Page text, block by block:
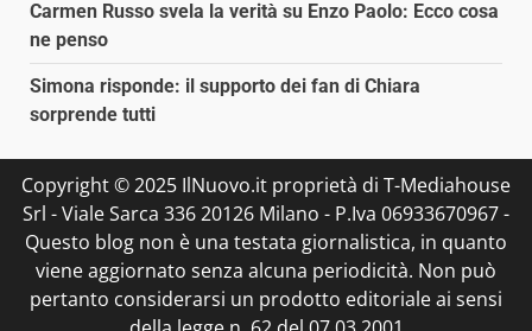
Carmen Russo svela la verità su Enzo Paolo: Ecco cosa
ne penso
Simona risponde: il supporto dei fan di Chiara
sorprende tutti
Copyright © 2025 IlNuovo.it proprietà di T-Mediahouse
Srl - Viale Sarca 336 20126 Milano - P.Iva 06933670967 -
Questo blog non è una testata giornalistica, in quanto
viene aggiornato senza alcuna periodicità. Non può
pertanto considerarsi un prodotto editoriale ai sensi